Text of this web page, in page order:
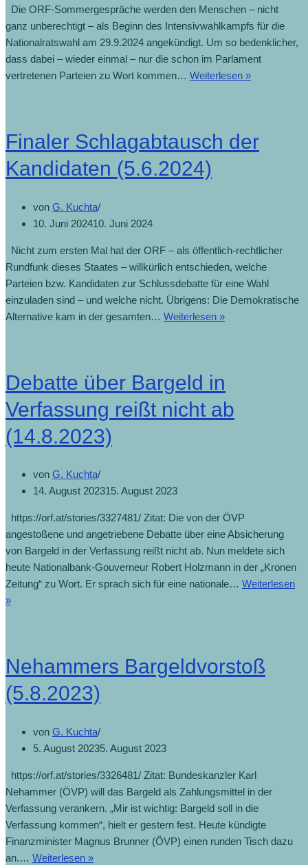
Die ORF-Sommergespräche werden den Menschen – nicht
ganz unberechtigt – als Beginn des Intensivwahlkampfs für die
Nationalratswahl am 29.9.2024 angekündigt. Um so bedenklicher,
dass dabei – wieder einmal – nur die schon im Parlament
vertretenen Parteien zu Wort kommen… Weiterlesen »
(5.8.2024)
Finaler Schlagabtausch der
Kandidaten (5.6.2024)
von G. Kuchta
10. Juni 202410. Juni 2024
Nicht zum ersten Mal hat der ORF – als öffentlich-rechtlicher
Rundfunk dieses Staates – willkürlich entschieden, welche
Parteien bzw. Kandidaten zur Schlussdebatte für eine Wahl
einzuladen sind – und welche nicht. Übrigens: Die Demokratische
Alternative kam in der gesamten… Weiterlesen »
Debatte über Bargeld in
Verfassung reißt nicht ab
(14.8.2023)
von G. Kuchta
14. August 202315. August 2023
https://orf.at/stories/3327481/ Zitat: Die von der ÖVP
angestoßene und angetriebene Debatte über eine Absicherung
von Bargeld in der Verfassung reißt nicht ab. Nun meldete sich
heute Nationalbank-Gouverneur Robert Holzmann in der „Kronen
Zeitung“ zu Wort. Er sprach sich für eine nationale… Weiterlesen
»
Verfassung
reißt
nicht
(14.8.2023)
Nehammers Bargeldvorstoß
(5.8.2023)
von G. Kuchta
5. August 20235. August 2023
https://orf.at/stories/3326481/ Zitat: Bundeskanzler Karl
Nehammer (ÖVP) will das Bargeld als Zahlungsmittel in der
Verfassung verankern. „Mir ist wichtig: Bargeld soll in die
Verfassung kommen“, hielt er gestern fest. Heute kündigte
Finanzminister Magnus Brunner (ÖVP) einen runden Tisch dazu
an.… Weiterlesen »